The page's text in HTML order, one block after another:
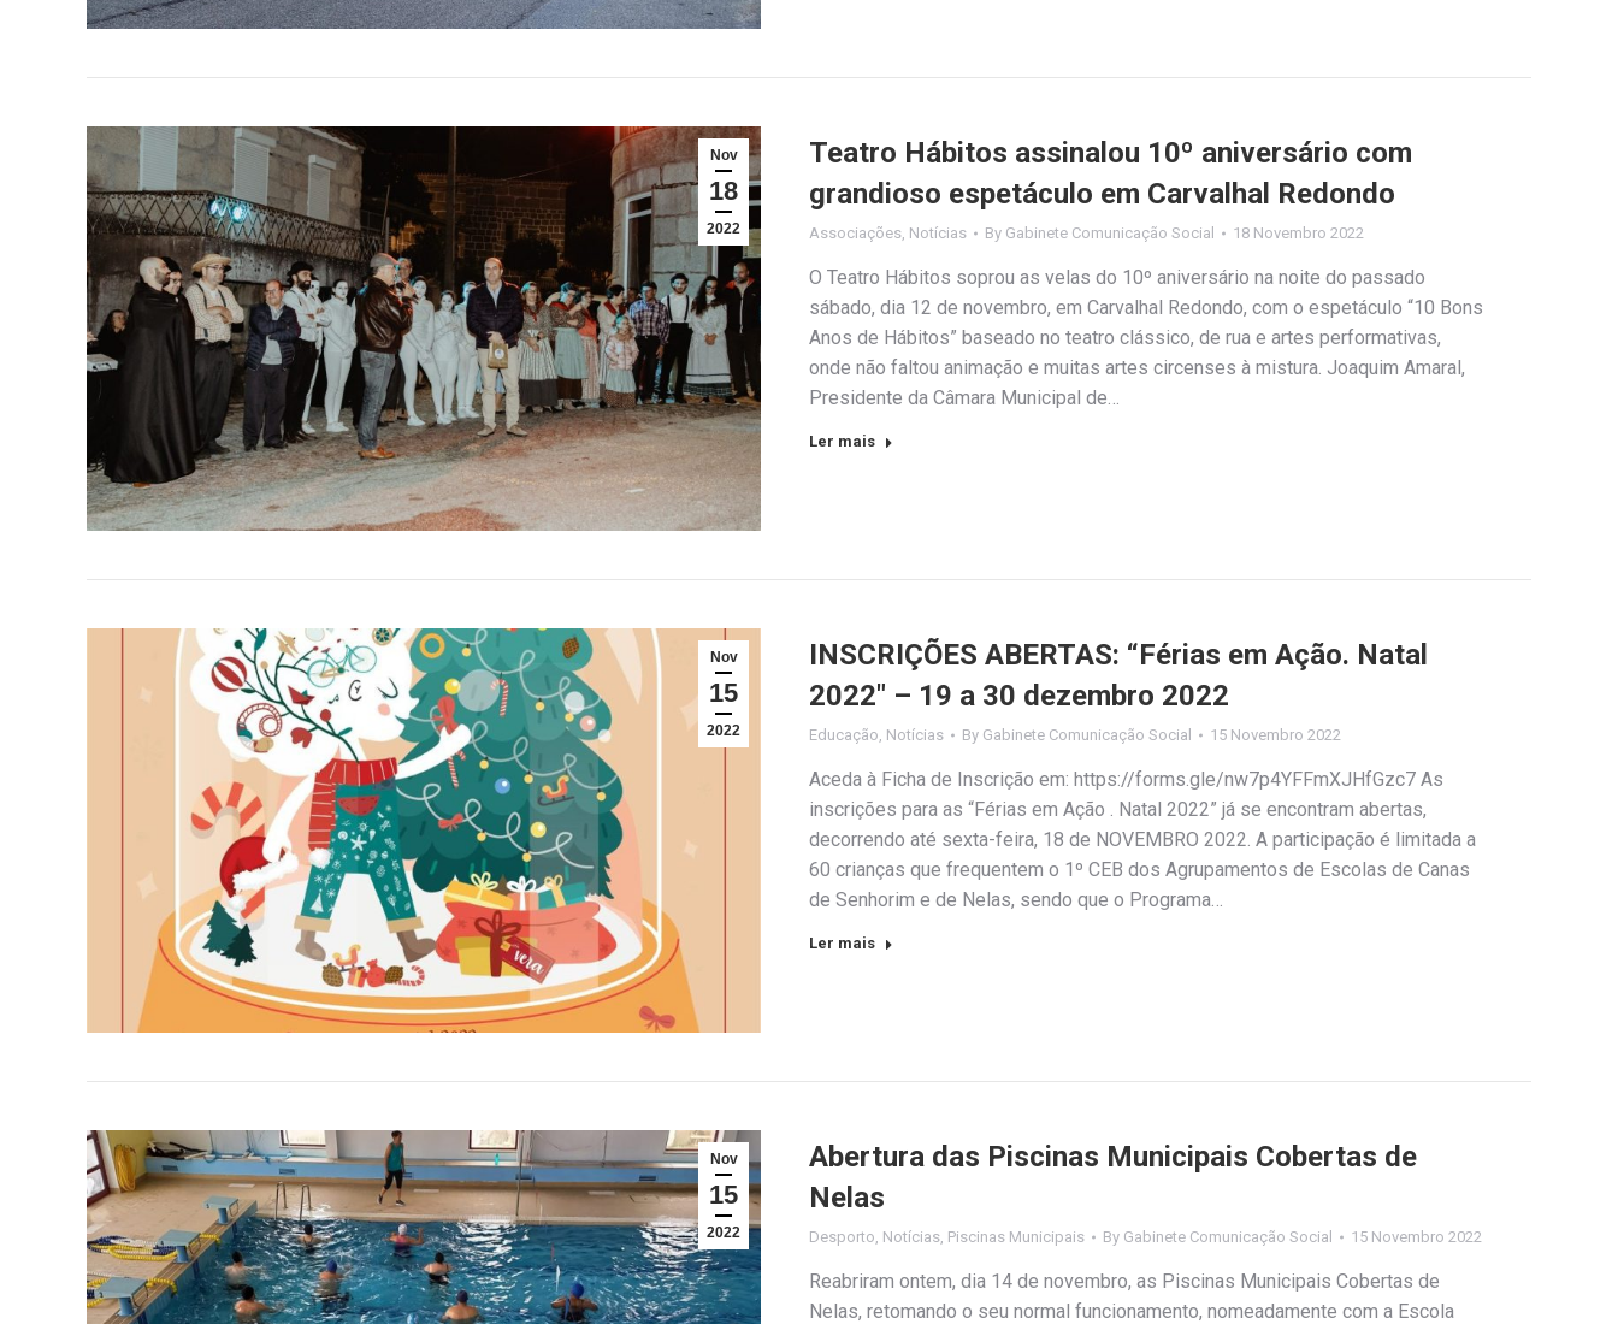
Nov
18
2022
Teatro Hábitos assinalou 10º aniversário com
grandioso espetáculo em Carvalhal Redondo
Associações, Notícias By Gabinete Comunicação Social 18 Novembro 2022
O Teatro Hábitos soprou as velas do 10º aniversário na noite do passado
sábado, dia 12 de novembro, em Carvalhal Redondo, com o espetáculo “10 Bons
Anos de Hábitos” baseado no teatro clássico, de rua e artes performativas,
onde não faltou animação e muitas artes circenses à mistura. Joaquim Amaral,
Presidente da Câmara Municipal de…
Ler mais
Nov
15
2022
INSCRIÇÕES ABERTAS: “Férias em Ação. Natal
2022″ – 19 a 30 dezembro 2022
Educação Notícias By Gabinete Comunicação Social 15 Novembro 2022
Aceda à Ficha de Inscrição em: https://forms.gle/nw7p4YFFmXJHfGzc7 As
inscrições para as “Férias em Ação . Natal 2022” já se encontram abertas,
decorrendo até sexta-feira, 18 de NOVEMBRO 2022. A participação é limitada a
60 crianças que frequentem o 1º CEB dos Agrupamentos de Escolas de Canas
de Senhorim e de Nelas, sendo que o Programa…
Ler mais
Nov
15
2022
Abertura das Piscinas Municipais Cobertas de
Nelas
Desporto Notícias Piscinas Municipais By Gabinete Comunicação Social 15 Novembro 2022
Reabriram ontem, dia 14 de novembro, as Piscinas Municipais Cobertas de
Nelas, retomando o seu normal funcionamento, nomeadamente com a Escola